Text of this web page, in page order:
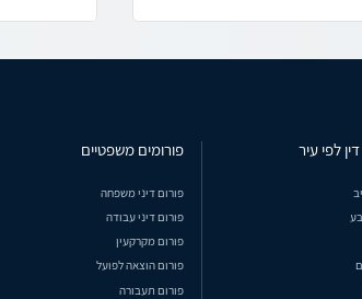
לפי עיר פורומים משפטיים
פורום דיני משפחה
פורום דיני עבודה
פורום מקרקעין
פורום הוצאה לפועל
פורום תעבורה